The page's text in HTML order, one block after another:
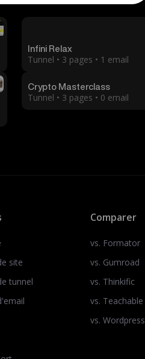
Infini Relax
Tunnel • 3 pages • 1 email
Crypto Masterclass
Tunnel • 3 pages • 0 email
site
tunnel
Comparer
vs. Formator
vs. Gumroad
vs. Thinkific
vs. Teachable
vs. Wordpress